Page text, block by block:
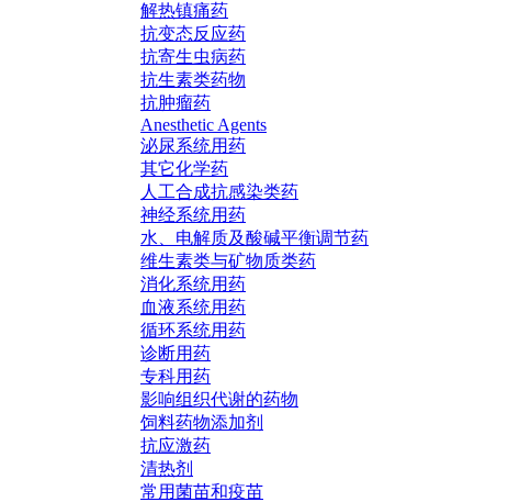
解热镇痛药
抗变态反应药
抗寄生虫病药
抗生素类药物
抗肿瘤药
Anesthetic Agents
泌尿系统用药
其它化学药
人工合成抗感染类药
神经系统用药
水、电解质及酸碱平衡调节药
维生素类与矿物质类药
消化系统用药
血液系统用药
循环系统用药
诊断用药
专科用药
影响组织代谢的药物
饲料药物添加剂
抗应激药
清热剂
常用菌苗和疫苗